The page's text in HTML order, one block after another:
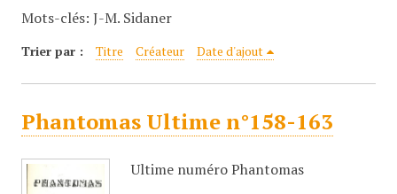
Mots-clés: J-M. Sidaner
Trier par : Titre Créateur Date d'ajout
Phantomas Ultime n°158-163
Ultime numéro Phantomas